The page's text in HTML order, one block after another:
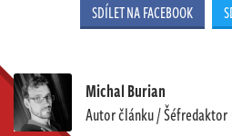
SDÍLET NA FACEBOOK
Michal Burian
Autor článku / Šéfredaktor